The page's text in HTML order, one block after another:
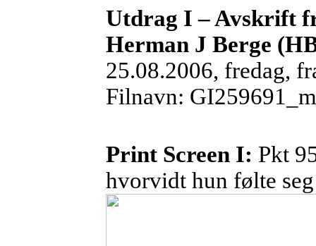
Utdrag I – Avskrift
Herman J Berge
25.08.2006, fredag,
Filnavn:
PrintScreen I: Pkt
hvorvidt hun følte seg